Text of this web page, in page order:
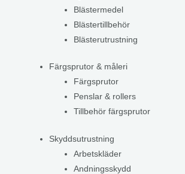
Blästermedel
Blästertillbehör
Blästerutrustning
Färgsprutor & måleri
Färgsprutor
Penslar & rollers
Tillbehör färgsprutor
Skyddsutrustning
Arbetskläder
Andningsskydd